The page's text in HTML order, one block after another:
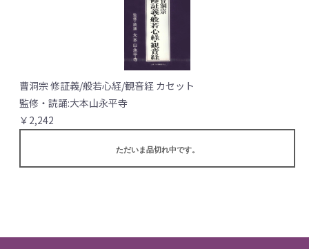
曹洞宗 修証義/般若心経/観音経 カセット
監修・読誦:大本山永平寺
￥2,242
ただいま品切れ中です。